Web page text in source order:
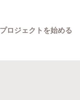
プロジェクトを始める